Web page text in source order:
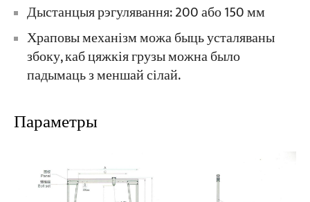
Дыстанцыя рэгулявання: 200 або 150 мм
Храповы механізм можа быць усталяваны
збоку, каб цяжкія грузы можна было
падымаць з меншай сілай.
Параметры